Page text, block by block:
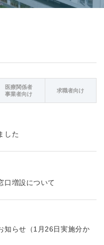
医療関係者
事業者向け
求職者向け
した
口増設について
知らせ（1月26日実施分か